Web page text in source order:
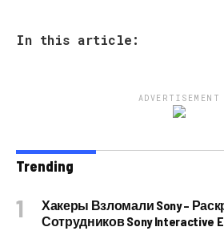
In this article:
ADVERTISEMENT
Trending
Хакеры Взломали Sony –
Сотрудников Sony Interactive